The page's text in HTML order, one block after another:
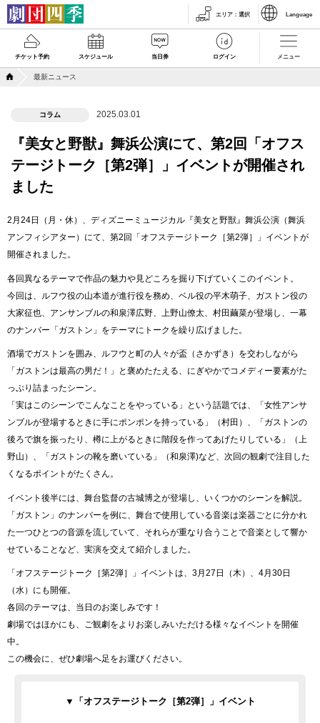
エリア ： 選択 Language
チケット予約 スケジュール 当日券 ログイン メニュー
最新ニュース
コラム 2025.03.01
『美女と野獣』舞浜公演にて、第2回「オフス
テージトーク［第2弾］」イベントが開催され
ました
2月24日（月・休）、ディズニーミュージカル『美女と野獣』舞浜公演（舞浜
アンフィシアター）にて、第2回「オフステージトーク［第2弾］」イベントが
開催されました。
各回異なるテーマで作品の魅力や見どころを掘り下げていくこのイベント。
今回は、ルフウ役の山本道が進行役を務め、ベル役の平木萌子、ガストン役の
大家征也、アンサンブルの和泉澤広野、上野山僚太、村田繭菜が登場し、一幕
のナンバー「ガストン」をテーマにトークを繰り広げました。
酒場でガストンを囲み、ルフウと町の人々が盃（さかずき）を交わしながら
「ガストンは最高の男だ！」と褒めたたえる、にぎやかでコメディー要素がた
っぷり詰まったシーン。
「実はこのシーンでこんなことをやっている」という話題では、「女性アンサ
ンブルが登場するときに手にポンポンを持っている」（村田）、「ガストンの
後ろで旗を振ったり、樽に上がるときに階段を作ってあげたりしている」（上
野山）、「ガストンの靴を磨いている」（和泉澤)など、次回の観劇で注目した
くなるポイントがたくさん。
イベント後半には、舞台監督の古城博之が登場し、いくつかのシーンを解説。
「ガストン」のナンバーを例に、舞台で使用している音楽は楽器ごとに分かれ
た一つひとつの音源を流していて、それらが重なり合うことで音楽として響か
せていることなど、実演を交えて紹介しました。
「オフステージトーク［第2弾］」イベントは、3月27日（木）、4月30日
（水）にも開催。
各回のテーマは、当日のお楽しみです！
劇場ではほかにも、ご観劇をよりお楽しみいただける様々なイベントを開催
中。
この機会に、ぜひ劇場へ足をお運びください。
▼「オフステージトーク［第2弾］」イベント